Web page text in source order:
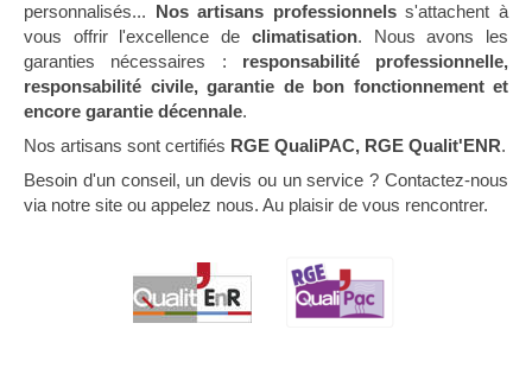
personnalisés... Nos artisans professionnelss'attachent à
vous offrir l'excellence de climatisation. Nous avons les
garanties nécessaires : responsabilité professionnelle,
responsabilité civile, garantie de bon fonctionnement et
encore garantie décennale.
Nos artisans sont certifiés RGE QualiPAC, RGE Qualit'ENR.
Besoin d'un conseil, un devis ou un service ? Contactez-nous
via notre site ou appelez nous. Au plaisir de vous rencontrer.